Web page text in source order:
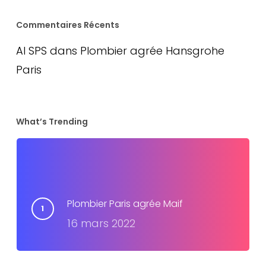
Commentaires Récents
AI SPS dans Plombier agrée Hansgrohe
Paris
What’s Trending
Plombier Paris agrée Maif
16 mars 2022